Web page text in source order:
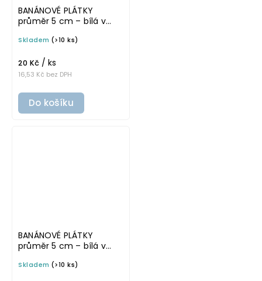
BANÁNOVÉ PLÁTKY
průměr 5 cm – bílá v
omyvatelná samolepka
Skladem (>10 ks)
16,53 Kč bez DPH
20 Kč / ks
Do košíku
BANÁNOVÉ PLÁTKY
průměr 5 cm – bílá v
omyvatelná samolepka
Skladem (>10 ks)